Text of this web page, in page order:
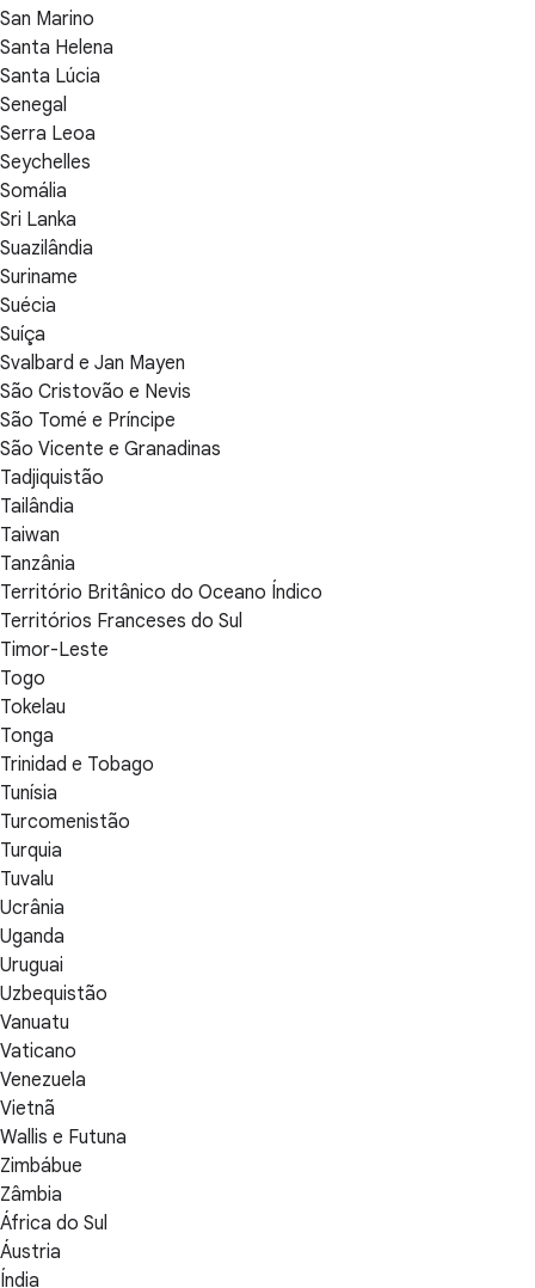
San Marino
Santa Helena
Santa Lúcia
Senegal
Serra Leoa
Seychelles
Somália
Sri Lanka
Suazilândia
Suriname
Suécia
Suíça
Svalbard e Jan Mayen
São Cristovão e Nevis
São Tomé e Príncipe
São Vicente e Granadinas
Tadjiquistão
Tailândia
Taiwan
Tanzânia
Território Britânico do Oceano Índico
Territórios Franceses do Sul
Timor-Leste
Togo
Tokelau
Tonga
Trinidad e Tobago
Tunísia
Turcomenistão
Turquia
Tuvalu
Ucrânia
Uganda
Uruguai
Uzbequistão
Vanuatu
Vaticano
Venezuela
Vietnã
Wallis e Futuna
Zimbábue
Zâmbia
África do Sul
Áustria
Índia